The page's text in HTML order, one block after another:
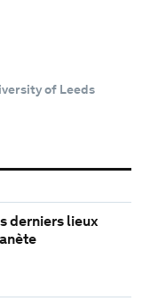
of Leeds
derniers lieux